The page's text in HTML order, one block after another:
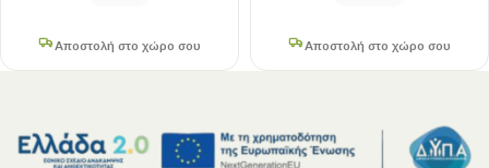
Αποστολή στο χώρο σου Αποστολή στο χώρο σου